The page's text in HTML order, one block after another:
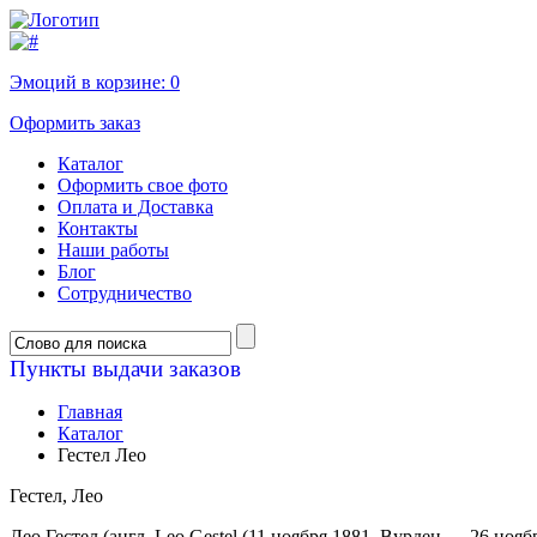
Эмоций в корзине: 0
Оформить заказ
Каталог
Оформить свое фото
Оплата и Доставка
Контакты
Наши работы
Блог
Сотрудничество
Пункты выдачи заказов
Главная
Каталог
Гестел Лео
Гестел, Лео